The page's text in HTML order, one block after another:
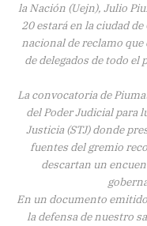
la Nación (Uejn), Julio
20 estará en la ciudad
nacional de reclamo
de delegados de todo el
La convocatoria de
del Poder Judicial para
Justicia (STJ) donde
fuentes del gremio
descartan un
En un documento
la defensa de nuestro